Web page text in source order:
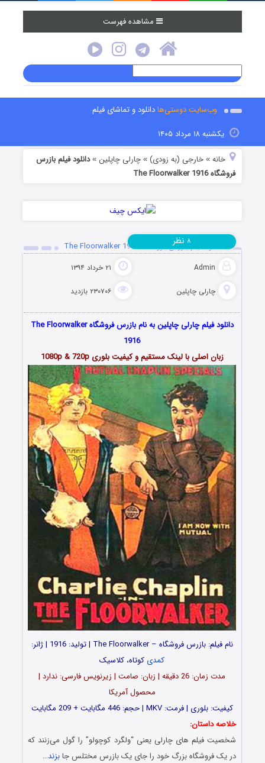
مشاهده فهرست
وب‌سایت دوستی‌هادانلود و تماشای فیلم
یکشنبه ۱۸ مرداد ۱۴۰۵
خانه »خارجی (به زودی) »چارلی چاپلین »دانلود فیلم بازرس
فروشگاه The Floorwalker 1916
دانلود فیلم بازرس فروشگاه The Floorwalker 1916
Admin ۲۱ خرداد ۱۳۹۴
چارلی چاپلین ۲۳۰۷۰۶ بازدید
۸ نظر
دانلود فیلم چارلی چاپلین به نام بازرس فروشگاه The Floorwalker
1916
زبان اصلی با لینک مستقیم و کیفیت بلوری 1080p & 720p
نام فیلم: بازرس فروشگاه – The Floorwalker | تولید: 1916 | ژانر:
کمدی کوتاه، کلاسیک
مدت زمان: 26 دقیقه | زبان: صامت | زیرنویس فارسی: ندارد |
محصول آمریکا
کیفیت: بلوری | فرمت: MKV | حجم: 446 مگابایت + 209 مگابایت
خلاصه داستان:
شخصیت فیلم های چارلی یعنی “ولگرد کوچولو” را گول می‌زنند که
در یک فروشگاه بزرگ خود را جای یک بازرس مختلس جابزند…